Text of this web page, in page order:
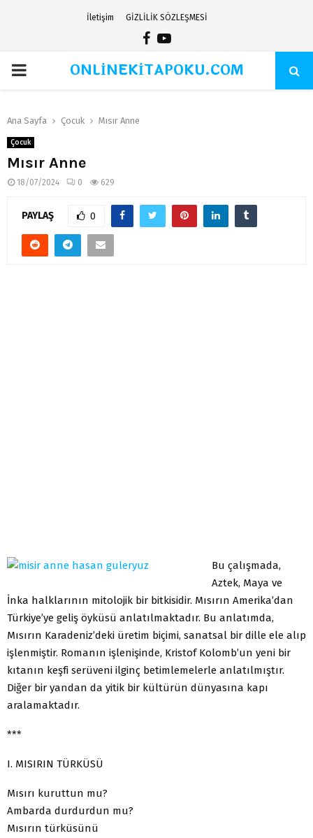
İletişim GİZLİLİK SÖZLEŞMESİ
Facebook
Youtube
PRIMARYONLİNEKİTAPOKU.COM
Ana Sayfa Çocuk Mısır Anne
Çocuk
Mısır Anne
18/07/2024 0 629
PAYLAŞ 0
Bu çalışmada,
Aztek, Maya ve
İnka halklarının mitolojik bir bitkisidir. Mısırın Amerika’dan
Türkiye’ye geliş öyküsü anlatılmaktadır. Bu anlatımda,
Mısırın Karadeniz’deki üretim biçimi, sanatsal bir dille ele alıp
işlenmiştir. Romanın işlenişinde, Kristof Kolomb’un yeni bir
kıtanın keşfi serüveni ilginç betimlemelerle anlatılmıştır.
Diğer bir yandan da yitik bir kültürün dünyasına kapı
aralamaktadır.
***
I. MISIRIN TÜRKÜSÜ
Mısırı kuruttun mu?
Ambarda durdurdun mu?
Mısırın türküsünü